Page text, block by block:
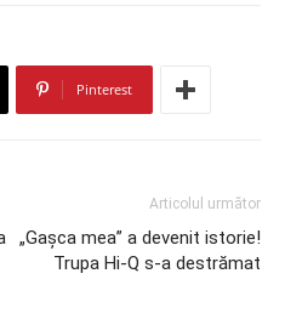
Pinterest
Articolul următor
„Gașca mea” a devenit istorie!
Trupa Hi-Q s-a destrămat